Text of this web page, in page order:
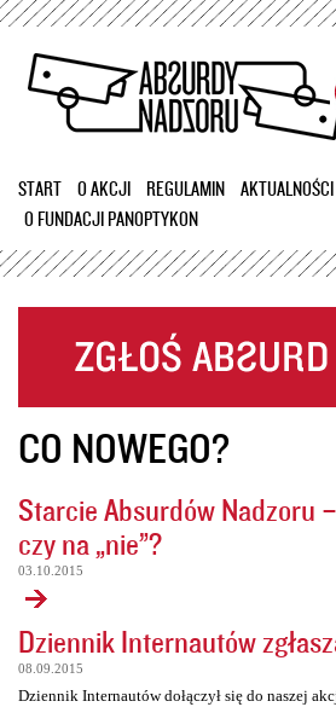
Przejdź
treści
START O AKCJI REGULAMIN
AKTUALNOŚCI
O FUNDACJI PANOPTYKON
CO NOWEGO?
Starcie Absurdów Nadzoru
czy na „nie”?
03.10.2015
Dziennik Internautów
08.09.2015
Dziennik Internautów dołączył się do naszej